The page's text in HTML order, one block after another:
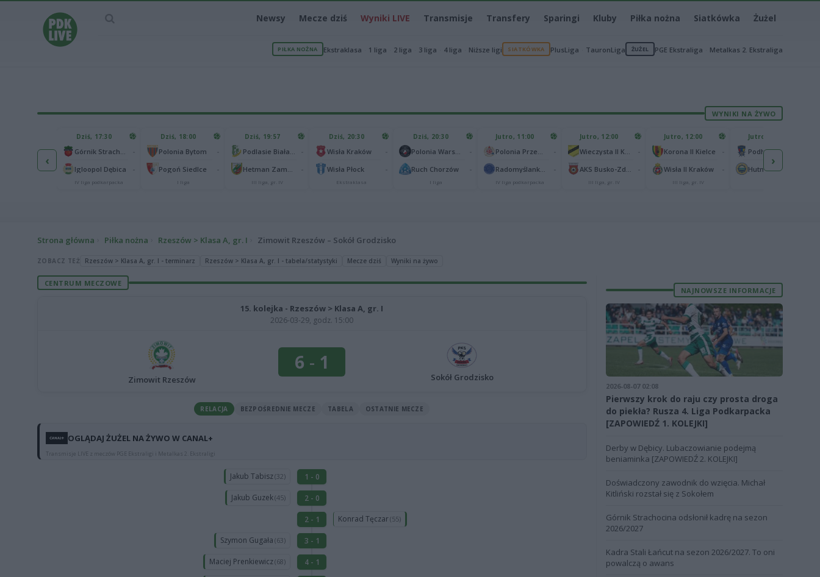
Newsy Mecze dziś Wyniki LIVE Transmisje Transfery Sparingi Kluby Piłka nożna Siatkówka Żużel
PIŁKA NOŻNA Ekstraklasa 1 liga 2 liga 3 liga 4 liga Niższe ligi SIATKÓWKA PlusLiga TauronLiga ŻUŻEL PGE Ekstraliga Metalkas 2. Ekstraliga
WYNIKI NA ŻYWO
‹
65
25
Dziś, 17:30
Igloopol Dębica
IV liga podkarpacka
Dziś, 18:00
Polonia Bytom
Pogoń Siedlce
I liga
Dziś, 19:57
III liga, gr. IV
Dziś, 20:30
Wisła Kraków
Wisła Płock
Ekstraklasa
Dziś, 20:30
Ruch Chorzów
I liga
Jutro, 11:00
IV liga podkarpacka
Jutro, 12:00
III liga, gr. IV
Jutro, 12:00
Korona II Kielce
Wisła II Kraków
III liga, gr. IV
Jutro, 13:00
Hutnik Kraków
›
Strona główna Piłka nożna Rzeszów > Klasa A, gr. I Zimowit Rzeszów – Sokół Grodzisko
ZOBACZ TEŻ Rzeszów > Klasa A, gr. I - terminarz Rzeszów > Klasa A, gr. I - tabela/statystyki Mecze dziś Wyniki na żywo
CENTRUM MECZOWE
15. kolejka - Rzeszów > Klasa A, gr. I
2026-03-29, godz. 15:00
Zimowit Rzeszów
6 - 1
Sokół Grodzisko
RELACJA BEZPOŚREDNIE MECZE TABELA OSTATNIE MECZE
OGLĄDAJ ŻUŻEL NA ŻYWO W CANAL+
Transmisje LIVE z meczów PGE Ekstraligi i Metalkas 2. Ekstraligi
Jakub Tabisz(32) 1 - 0
Jakub Guzek(45) 2 - 0
2 - 1 Konrad Tęczar(55)
Szymon Gugała (63) 3 - 1
Maciej Prenkiewicz(68) 4 - 1
NAJNOWSZE INFORMACJE
2026-08-07 02:08
Pierwszy krok do raju czy prosta droga
do piekła? Rusza 4. Liga Podkarpacka
[ZAPOWIEDŹ 1. KOLEJKI]
Derby w Dębicy. Lubaczowianie podejmą
beniaminka [ZAPOWIEDŹ 2. KOLEJKI]
Doświadczony zawodnik do wzięcia. Michał
Kitliński rozstał się z Sokołem
Górnik Strachocina odsłonił kadrę na sezon
2026/2027
Kadra Stali Łańcut na sezon 2026/2027. To oni
powalczą o awans